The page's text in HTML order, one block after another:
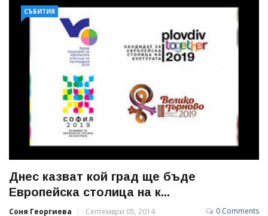
СЪБИТИЯ
Днес казват кой град ще бъде
Европейска столица на к...
Соня Георгиева Септември 05, 2014 0 Comments